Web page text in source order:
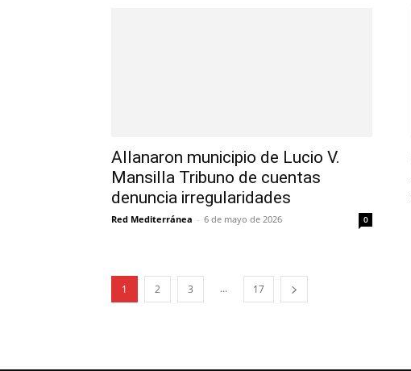
Allanaron municipio de Lucio V.
Mansilla Tribuno de cuentas
denuncia irregularidades
Red Mediterránea - 6 de mayo de 2026 0
1 2 3 ... 17